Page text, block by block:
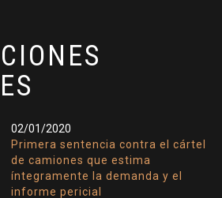
02/01/2020
Primera sentencia contra el cártel
de camiones que estima
íntegramente la demanda y el
informe pericial